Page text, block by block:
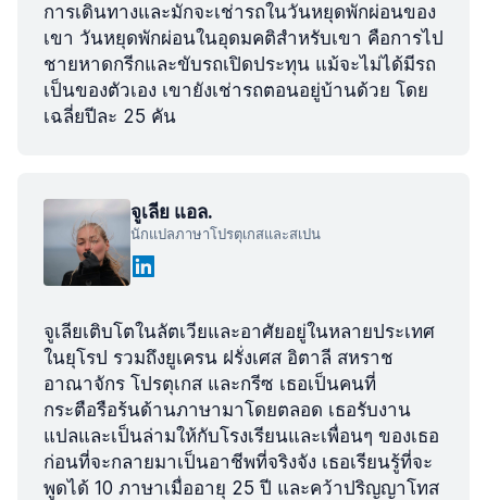
การเดินทางและมักจะเช่ารถในวันหยุดพักผ่อนของ
เขา วันหยุดพักผ่อนในอุดมคติสำหรับเขา คือการไป
ชายหาดกรีกและขับรถเปิดประทุน แม้จะไม่ได้มีรถ
เป็นของตัวเอง เขายังเช่ารถตอนอยู่บ้านด้วย โดย
เฉลี่ยปีละ 25 คัน
จูเลีย แอล.
นักแปลภาษาโปรตุเกสและสเปน
จูเลียเติบโตในลัตเวียและอาศัยอยู่ในหลายประเทศ
ในยุโรป รวมถึงยูเครน ฝรั่งเศส อิตาลี สหราช
อาณาจักร โปรตุเกส และกรีซ เธอเป็นคนที่
กระตือรือร้นด้านภาษามาโดยตลอด เธอรับงาน
แปลและเป็นล่ามให้กับโรงเรียนและเพื่อนๆ ของเธอ
ก่อนที่จะกลายมาเป็นอาชีพที่จริงจัง เธอเรียนรู้ที่จะ
พูดได้ 10 ภาษาเมื่ออายุ 25 ปี และคว้าปริญญาโทส